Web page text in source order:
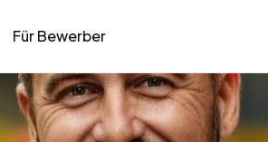
Für Bewerber